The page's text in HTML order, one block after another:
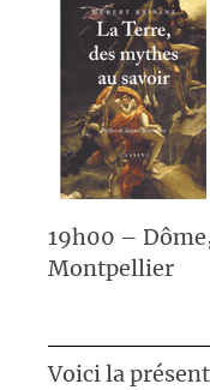
19h00 –
Montpellier
Voici la